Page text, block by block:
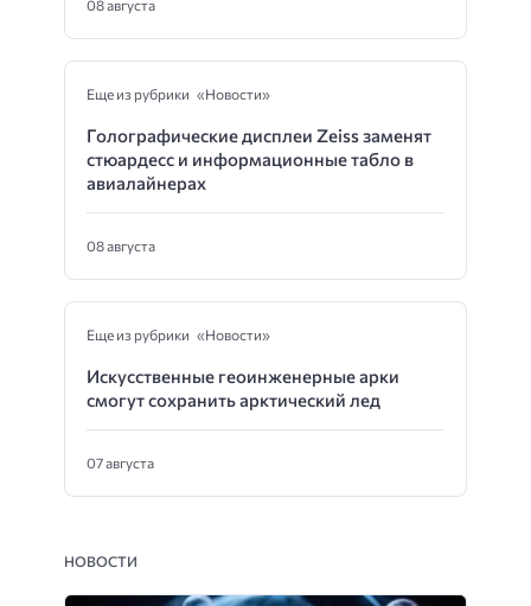
08 августа
Еще из рубрики «Новости»
Голографические дисплеи Zeiss заменят
стюардесс и информационные табло в
авиалайнерах
08 августа
Еще из рубрики «Новости»
Искусственные геоинженерные арки
смогут сохранить арктический лед
07 августа
НОВОСТИ